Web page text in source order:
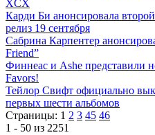
XCX
Карди Би анонсировала
релиз 19 сентября
Сабрина Карпентер
Friend”
Финнеас и Ashe представили
Favors!
Тейлор Свифт официально
первых шести альбомов
Страницы: 1 2 3 45 46
1 - 50 из 2251